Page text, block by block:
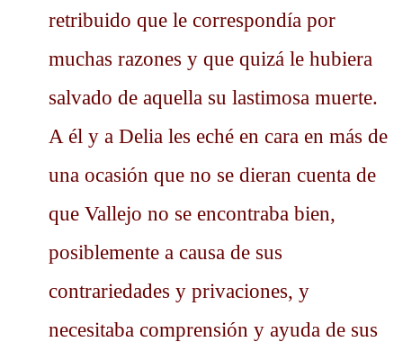
retribuido que le correspondía por
muchas razones y que quizá le hubiera
salvado de aquella su lastimosa muerte.
A él y a Delia les eché en cara en más de
una ocasión que no se dieran cuenta de
que Vallejo no se encontraba bien,
posiblemente a causa de sus
contrariedades y privaciones, y
necesitaba comprensión y ayuda de sus